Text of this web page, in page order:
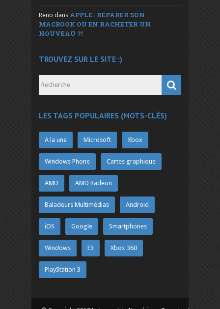
Reno dans APPLE : RÉPARER SON
MACBOOK OU EN RACHETER UN
NOUVEAU ?!
TROUVEZ SUR LE SITE :)
LES TAGS POPULAIRES (MOTS-CLÉS)
A la une Microsoft Xbox
Windows Phone Cartes graphique
AMD AMD Radeon
Baladeurs Multimédias Android
iOS Google Smartphones
Windows E3 Xbox 360
PlayStation 3